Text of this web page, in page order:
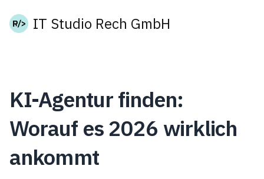
IT Studio Rech GmbH
KI-Agentur finden:
Worauf es 2026 wirklich
ankommt